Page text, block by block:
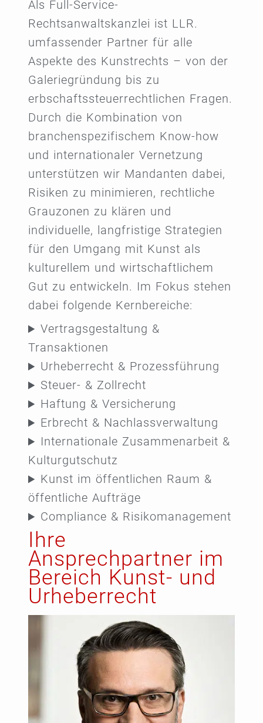
Als Full-Service-
Rechtsanwaltskanzlei ist LLR.
umfassender Partner für alle
Aspekte des Kunstrechts – von der
Galeriegründung bis zu
erbschaftssteuerrechtlichen Fragen.
Durch die Kombination von
branchenspezifischem Know-how
und internationaler Vernetzung
unterstützen wir Mandanten dabei,
Risiken zu minimieren, rechtliche
Grauzonen zu klären und
individuelle, langfristige Strategien
für den Umgang mit Kunst als
kulturellem und wirtschaftlichem
Gut zu entwickeln. Im Fokus stehen
dabei folgende Kernbereiche:
Vertragsgestaltung &
Transaktionen
Urheberrecht & Prozessführung
Steuer- & Zollrecht
Haftung & Versicherung
Erbrecht & Nachlassverwaltung
Internationale Zusammenarbeit &
Kulturgutschutz
Kunst im öffentlichen Raum &
öffentliche Aufträge
Compliance & Risikomanagement
Ihre
Ansprechpartner im
Bereich Kunst- und
Urheberrecht